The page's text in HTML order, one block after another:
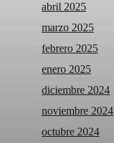
abril 2025
marzo 2025
febrero 2025
enero 2025
diciembre 2024
noviembre 2024
octubre 2024